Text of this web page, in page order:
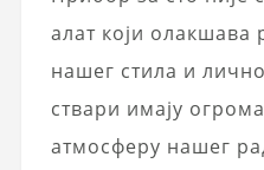
алат који олакшава
нашег стила и
ствари имају
атмосферу нашег